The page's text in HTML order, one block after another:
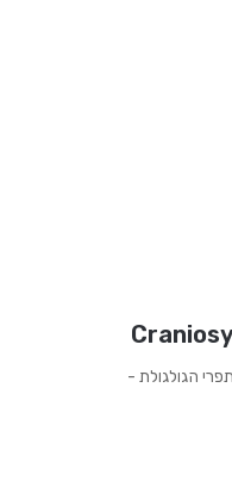
הגולגולת -